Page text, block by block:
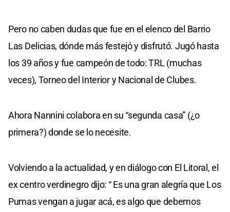
Pero no caben dudas que fue en el elenco del Barrio
Las Delicias, dónde más festejó y disfrutó. Jugó hasta
los 39 años y fue campeón de todo: TRL (muchas
veces), Torneo del Interior y Nacional de Clubes.
Ahora Nannini colabora en su “segunda casa” (¿o
primera?) donde se lo necesite.
Volviendo a la actualidad, y en diálogo con El Litoral, el
ex centro verdinegro dijo: “ Es una gran alegría que Los
Pumas vengan a jugar acá, es algo que debemos